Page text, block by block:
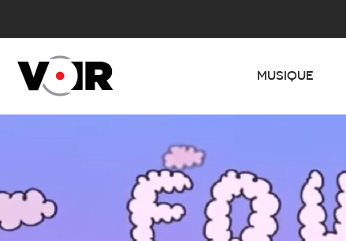
MUSIQUE